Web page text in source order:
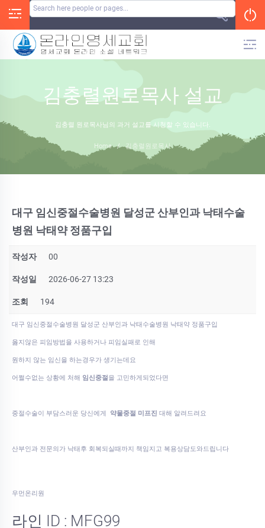
김충렬원로목사 설교
김충렬 원로목사님의 과거 설교를 시청할 수 있습니다.
Home / 김충렬원로목사
대구 임신중절수술병원 달성군 산부인과 낙태수술
병원 낙­태약 정품구입
작성자 00
작성일 2026-06-27 13:23
조회 194
대구 임신중절수술병원 달성군 산부인과 낙태수술병원 낙­태약 정품구입
옳지않은 피임방법을 사용하거나 피임실패로 인해
원하지 않는 임신을 하는경우가 생기는데요
어쩔수없는 상황에 처해 임신중절을 고민하게되었다면
중절수술이 부담스러운 당신에게 약물중절 미프진 대해 알려드려요
산부인과 전문의가 낙태후 회복되실때까지 책임지고 복용상담도와드립니다
우먼온리원
라인 ID : MFG99